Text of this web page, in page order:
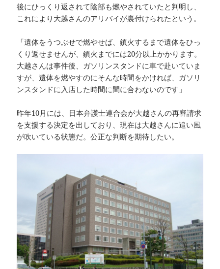
後にひっくり返されて陰部も燃やされていたと判明し、
これにより大越さんのアリバイが裏付けられたという。
「遺体をうつぶせで燃やせば、鎮火するまで遺体をひっ
くり返せませんが、鎮火までには20分以上かかります。
大越さんは事件後、ガソリンスタンドに車で赴いていま
すが、遺体を燃やすのにそんな時間をかければ、ガソリ
ンスタンドに入店した時間に間に合わないのです」
昨年10月には、日本弁護士連合会が大越さんの再審請求
を支援する決定を出しており、現在は大越さんに追い風
が吹いている状態だ。公正な判断を期待したい。